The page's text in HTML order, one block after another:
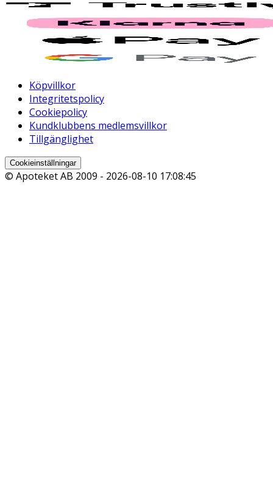
Köpvillkor
Integritetspolicy
Cookiepolicy
Kundklubbens medlemsvillkor
Tillgänglighet
Cookieinställningar
© Apoteket AB 2009 - 2026-08-10 17:08:45